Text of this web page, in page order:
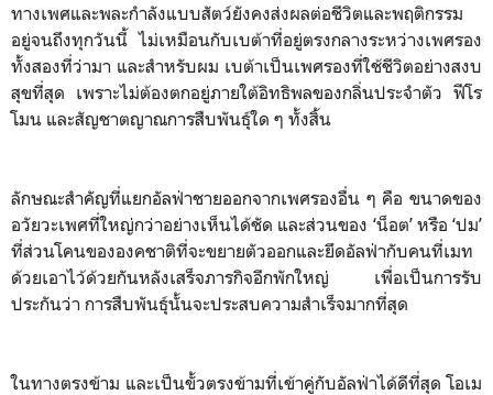
ทางเพศและพละกำลังแบบสัตว์ยังคงส่งผลต่อชีวิตและพฤติกรรม
อยู่จนถึงทุกวันนี้ ไม่เหมือนกับเบต้าที่อยู่ตรงกลางระหว่างเพศรอง
ทั้งสองที่ว่ามา และสำหรับผม เบต้าเป็นเพศรองที่ใช้ชีวิตอย่างสงบ
สุขที่สุด เพราะไม่ต้องตกอยู่ภายใต้อิทธิพลของกลิ่นประจำตัว ฟีโร
โมน และสัญชาตญาณการสืบพันธุ์ใด ๆ ทั้งสิ้น
ลักษณะสำคัญที่แยกอัลฟ่าชายออกจากเพศรองอื่น ๆ คือ ขนาดของ
อวัยวะเพศที่ใหญ่กว่าอย่างเห็นได้ชัด และส่วนของ ‘น็อต’ หรือ ‘ปม’
ที่ส่วนโคนขององคชาติที่จะขยายตัวออกและยึดอัลฟ่ากับคนที่เมท
ด้วยเอาไว้ด้วยกันหลังเสร็จภารกิจอีกพักใหญ่ เพื่อเป็นการรับ
ประกันว่า การสืบพันธุ์นั้นจะประสบความสำเร็จมากที่สุด
ในทางตรงข้าม และเป็นขั้วตรงข้ามที่เข้าคู่กับอัลฟ่าได้ดีที่สุด โอเม